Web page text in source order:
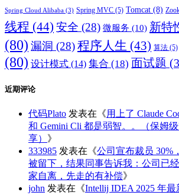
Spring Cloud Alibaba (3) Spring MVC (5) Tomcat (8)
线程 (44) 安全 (28) 微服务 (10) 新特
(80) 漏洞 (28)程序人生 (43) 算法 (5)
(80) 设计模式 (14) 集合 (18) 面试题
近期评论
代码Plato 发表在《用上了 Claude
和 Gemini Cli 都是弱智。。（保姆
享） 》
333985 发表在《公司宣布裁员 30%
被留下，结果同事告诉我：公司已
家自离，先走的有补偿》
john 发表在《Intellij IDEA 2025 年